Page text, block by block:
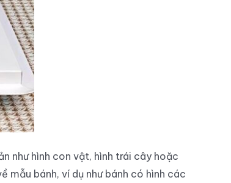
như hình con vật, hình trái cây hoặc
mẫu bánh, ví dụ như bánh có hình các